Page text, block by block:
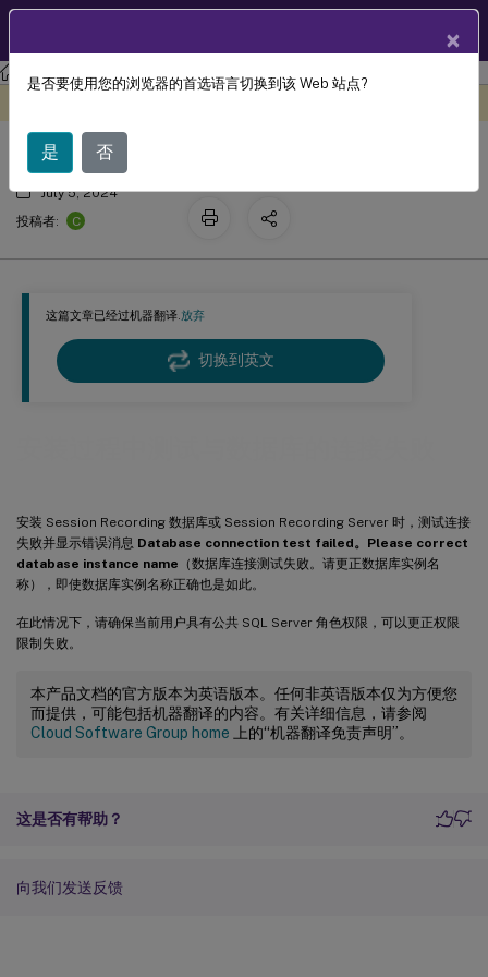
Session Recording Session Recording 2203 LTSR
这篇文章已经过机器翻译.放弃
切换到英文
安装 Session Recording 数据库或 Session Recording Server 时，测试连接
失败并显示错误消息 Database connection test failed。Please correct
database instance name （数据库连接测试失败。请更正数据库实例名
称），即使数据库实例名称正确也是如此。
在此情况下，请确保当前用户具有公共 SQL Server 角色权限，可以更正权限
限制失败。
本产品文档的官方版本为英语版本。任何非英语版本仅为方便您
而提供，可能包括机器翻译的内容。有关详细信息，请参阅
Cloud Software Group home 上的“机器翻译免责声明”。
这是否有帮助？
向我们发送反馈
安装过程中测试与数据库的连接失败
July 5, 2024
投稿者:
C
×
是否要使用您的浏览器的首选语言切换到该 Web 站点?
是 否